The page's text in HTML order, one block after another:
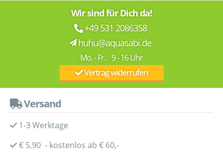
Wir sind für Dich da!
+49 531 2086358
huhu@aquasabi.de
Mo. - Fr. 9 - 16 Uhr
Vertrag widerrufen
Versand
1-3 Werktage
€ 5,90 - kostenlos ab € 60,-